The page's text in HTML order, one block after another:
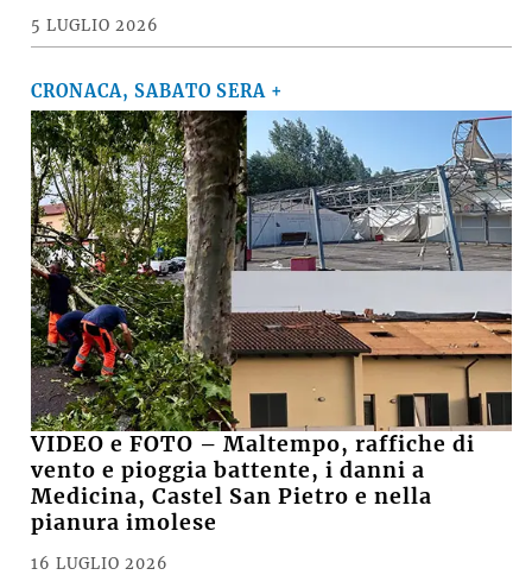
5 LUGLIO 2026
CRONACA, SABATO SERA +
VIDEO e FOTO – Maltempo, raffiche di
vento e pioggia battente, i danni a
Medicina, Castel San Pietro e nella
pianura imolese
16 LUGLIO 2026